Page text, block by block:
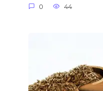
0 44